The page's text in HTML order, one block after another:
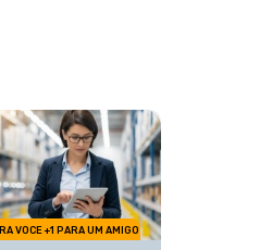
VOCE +1 PARA UM AMIGO